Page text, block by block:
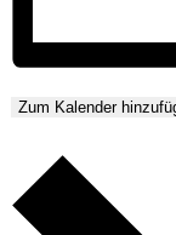
Zum Kalender